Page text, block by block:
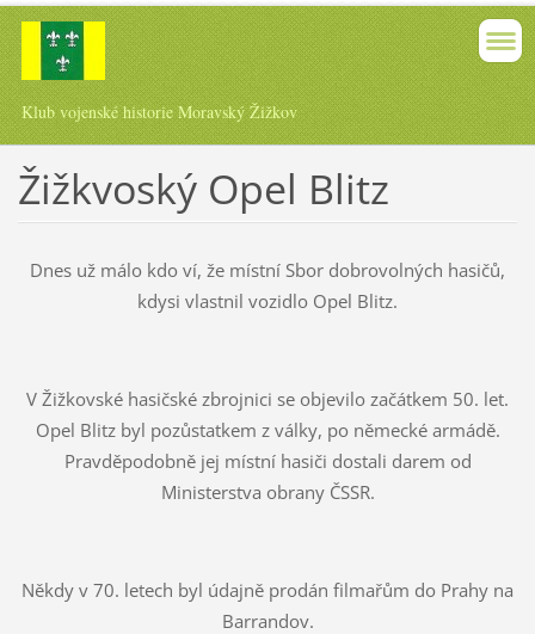
Klub vojenské historie Moravský Žižkov
Žižkvoský Opel Blitz
Dnes už málo kdo ví, že místní Sbor dobrovolných hasičů,
kdysi vlastnil vozidlo Opel Blitz.
V Žižkovské hasičské zbrojnici se objevilo začátkem 50. let.
Opel Blitz byl pozůstatkem z války, po německé armádě.
Pravděpodobně jej místní hasiči dostali darem od
Ministerstva obrany ČSSR.
Někdy v 70. letech byl údajně prodán filmařům do Prahy na
Barrandov.